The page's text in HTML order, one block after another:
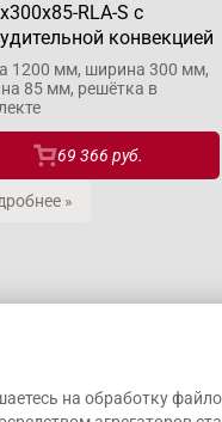
RLA-S с
конвекцией
1200 мм, ширина 300 мм,
85 мм, решётка в
69 366 руб.
»
на обработку